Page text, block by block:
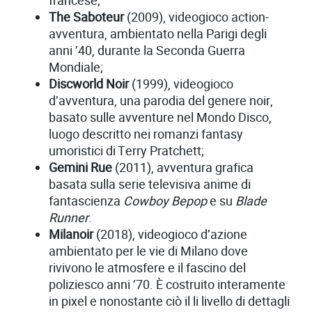
The Saboteur(2009), videogioco action-
avventura, ambientato nella Parigi degli
anni ’40, durante la Seconda Guerra
Mondiale;
Discworld Noir(1999), videogioco
d’avventura, una parodia del genere noir,
basato sulle avventure nel Mondo Disco,
luogo descritto nei romanzi fantasy
umoristici di Terry Pratchett;
Gemini Rue (2011), avventura grafica
basata sulla serie televisiva anime di
fantascienza Cowboy Bepope su Blade
Runner.
Milanoir(2018), videogioco d’azione
ambientato per le vie di Milano dove
rivivono le atmosfere e il fascino del
poliziesco anni ’70. È costruito interamente
in pixel e nonostante ciò il li livello di dettagli